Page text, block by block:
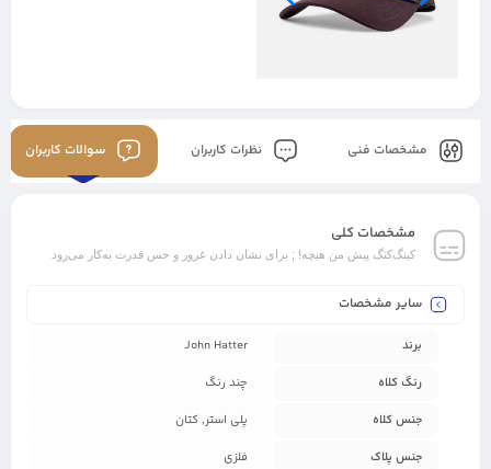
مشخصات فنی نظرات کاربران سوالات کاربران
مشخصات کلی
کینگ‌کنگ پیش من هیچه! ; برای نشان دادن غرور و حس قدرت به‌کار می‌رود
سایر مشخصات
برند
John Hatter
رنگ کلاه
چند رنگ
جنس کلاه
پلی استر, کتان
جنس پلاک
فلزی